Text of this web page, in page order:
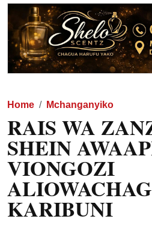
Home Mchanganyiko
RAIS WA
SHEIN
VIONGOZI
KARIBUNI